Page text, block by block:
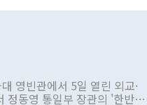
영빈관에서 5일 열린 외교·
정동영 통일부 장관의 '한반도